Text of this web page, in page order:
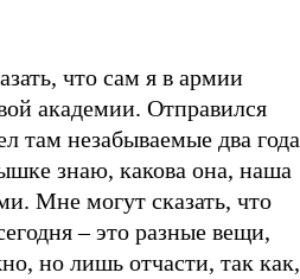
что сам я в армии
академии. Отправился
там незабываемые два года
знаю, какова она, наша
Мне могут сказать, что
–это разные вещи,
но лишь отчасти, так как,